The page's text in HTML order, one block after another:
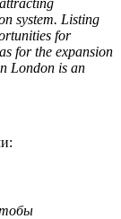
system. Listing
for
for the expansion
London is an